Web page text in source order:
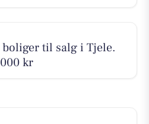
til salg i Tjele.
kr